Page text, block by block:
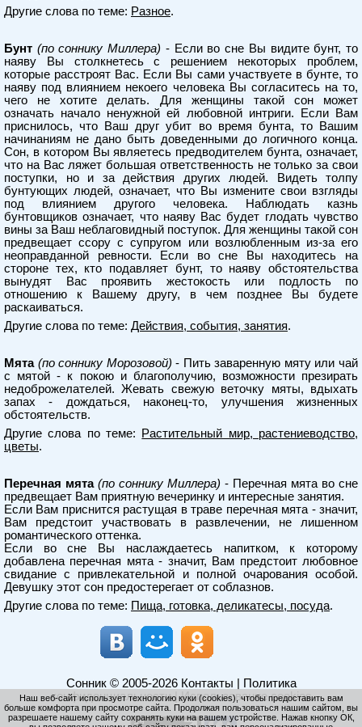
Другие слова по теме: Разное.
Бунт (по соннику Миллера) - Если во сне Вы видите бунт, то
наяву Вы столкнетесь с решением некоторых проблем,
которые расстроят Вас. Если Вы сами участвуете в бунте, то
наяву под влиянием некоего человека Вы согласитесь на то,
чего не хотите делать. Для женщины такой сон может
означать начало ненужной ей любовной интриги. Если Вам
приснилось, что Ваш друг убит во время бунта, то Вашим
начинаниям не дано быть доведенными до логичного конца.
Сон, в котором Вы являетесь предводителем бунта, означает,
что на Вас ляжет большая ответственность не только за свои
поступки, но и за действия других людей. Видеть толпу
бунтующих людей, означает, что Вы измените свои взгляды
под влиянием другого человека. Наблюдать казнь
бунтовщиков означает, что наяву Вас будет глодать чувство
вины за Ваш неблаговидный поступок. Для женщины такой сон
предвещает ссору с супругом или возлюбленным из-за его
неоправданной ревности. Если во сне Вы находитесь на
стороне тех, кто подавляет бунт, то наяву обстоятельства
вынудят Вас проявить жестокость или подлость по
отношению к Вашему другу, в чем позднее Вы будете
раскаиваться.
Другие слова по теме: Действия, события, занятия.
Мята (по соннику Морозовой) - Пить заваренную мяту или чай
с мятой - к покою и благополучию, возможности презирать
недоброжелателей. Жевать свежую веточку мяты, вдыхать
запах - дождаться, наконец-то, улучшения жизненных
обстоятельств.
Другие слова по теме:
Растительный мир, растениеводство,
цветы.
Перечная мята (по соннику Миллера) - Перечная мята во сне
предвещает Вам приятную вечеринку и интересные занятия.
Если Вам приснится растущая в траве перечная мята - значит,
Вам предстоит участвовать в развлечении, не лишенном
романтического оттенка.
Если во сне Вы наслаждаетесь напитком, к которому
добавлена перечная мята - значит, Вам предстоит любовное
свидание с привлекательной и полной очарования особой.
Девушку этот сон предостерегает от соблазнов.
Другие слова по теме: Пища, готовка, деликатесы, посуда.
Сонник© 2005-2026 Контакты
Политика
конфиденциальности|Использование cookies
Наш веб-сайт использует технологию куки (cookies), чтобы предоставить вам
больше комфорта при просмотре сайта. Продолжая пользоваться нашим сайтом, вы
разрешаете нашему сайту сохранять куки на вашем устройстве. Нажав кнопку ОК,